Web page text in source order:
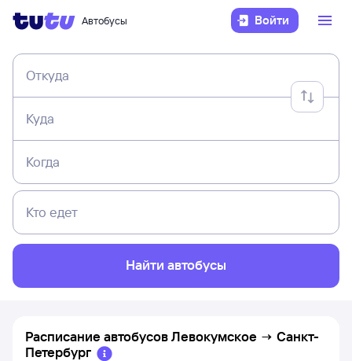
Автобусы Войти
Откуда
Куда
Когда
Кто едет
Найти автобусы
Расписание автобусовЛевокумское → Санкт-
Петербург